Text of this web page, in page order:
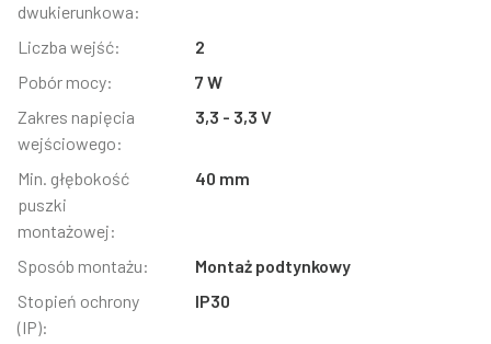
dwukierunkowa:
Liczba wejść:
2
Pobór mocy:
7 W
Zakres napięcia
wejściowego:
3,3 - 3,3 V
Min. głębokość
puszki
montażowej:
40 mm
Sposób montażu:
Montaż podtynkowy
Stopień ochrony
(IP):
IP30